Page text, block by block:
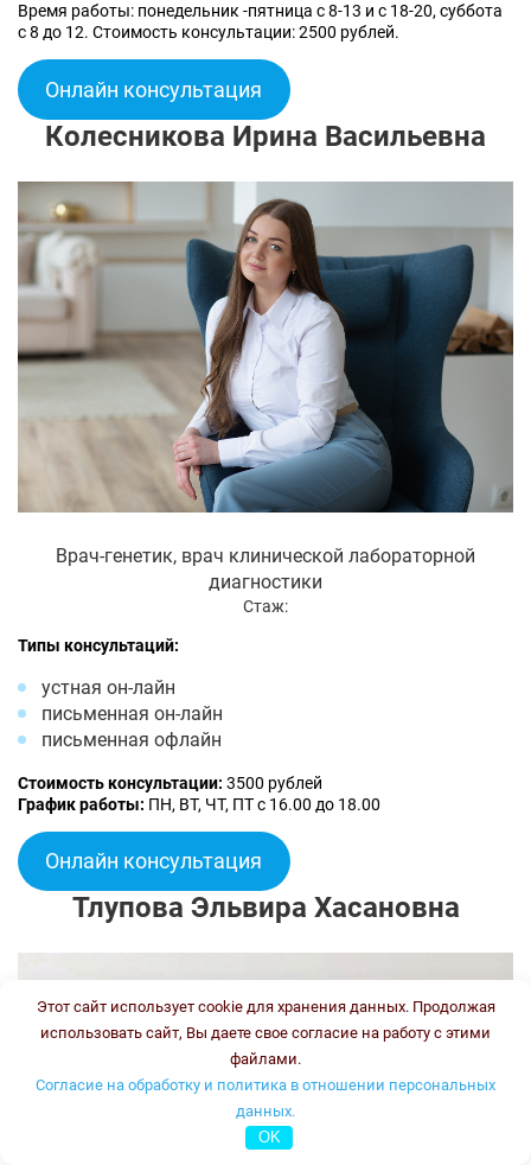
Время работы: понедельник -пятница с 8-13 и с 18-20, суббота
с 8 до 12. Стоимость консультации: 2500 рублей.
Онлайн консультация
Колесникова Ирина Васильевна
Врач-генетик, врач клинической лабораторной
диагностики
Стаж:
Типы консультаций:
устная он-лайн
письменная он-лайн
письменная офлайн
Стоимость консультации: 3500 рублей
График работы: ПН, ВТ, ЧТ, ПТ с 16.00 до 18.00
Онлайн консультация
Тлупова Эльвира Хасановна
Этот сайт использует cookie для хранения данных. Продолжая
использовать сайт, Вы даете свое согласие на работу с этими
файлами.
Согласие на обработку и политика в отношении персональных
данных.
OK